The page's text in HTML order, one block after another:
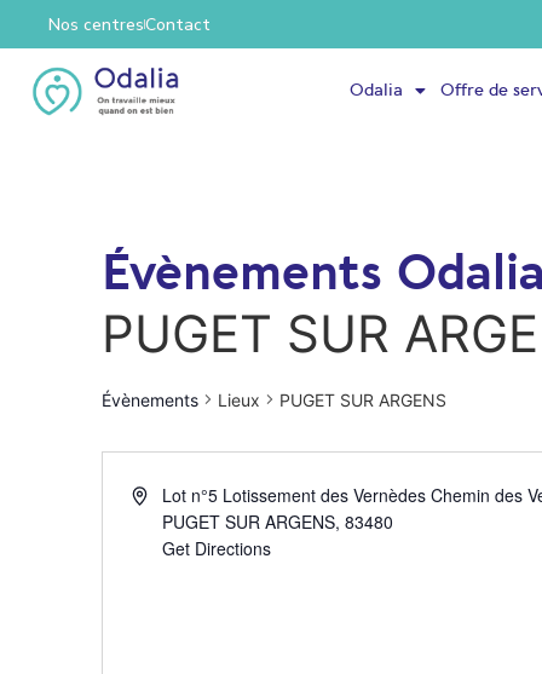
Nos centresContact
Odalia Offre de
Évènements
PUGET SUR
Évènements Lieux PUGET SUR ARGENS
Lot n°5 Lotissement des Vernèdes Chemin des
PUGET SUR ARGENS, 83480
Get Directions